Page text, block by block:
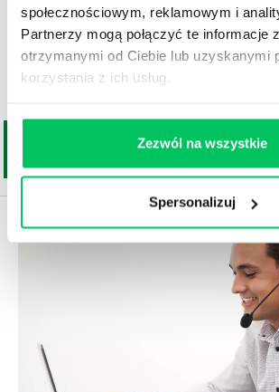
społecznościowym, reklamowym i
Partnerzy mogą połączyć te informacje
otrzymanymi od Ciebie lub uzyskanymi
korzystania z ich usług.
Zezwól na wszystkie
Spersonalizuj
Specjalista ds. analiz (analityk rynku)
przetwarzaniem danych zebranych z
(zewnętrznych i wewnętrznych) i
celu rozwoju firmy.